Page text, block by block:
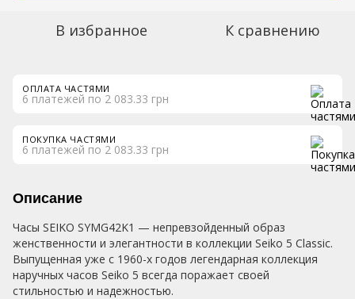
В избранное К сравнению
ОПЛАТА ЧАСТЯМИ
6 платежей по 2 083.33 грн
ПОКУПКА ЧАСТЯМИ
6 платежей по 2 083.33 грн
Описание
Часы SEIKO SYMG42K1 — непревзойденный образ
женственности и элегантности в коллекции Seiko 5 Classic.
Выпущенная уже с 1960-х годов легендарная коллекция
наручных часов Seiko 5 всегда поражает своей
стильностью и надежностью.